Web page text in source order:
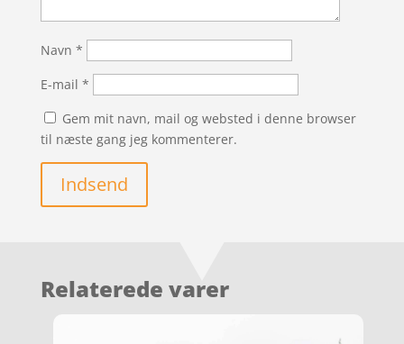
Navn *
E-mail *
Gem mit navn, mail og websted i denne browser
til næste gang jeg kommenterer.
Indsend
Relaterede varer